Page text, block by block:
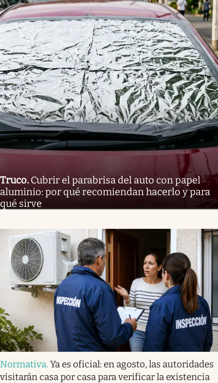
Truco. Cubrir el parabrisa del auto con papel
aluminio: por qué recomiendan hacerlo y para
qué sirve
Normativa. Ya es oficial: en agosto, las autoridades
visitarán casa por casa para verificar la existencia